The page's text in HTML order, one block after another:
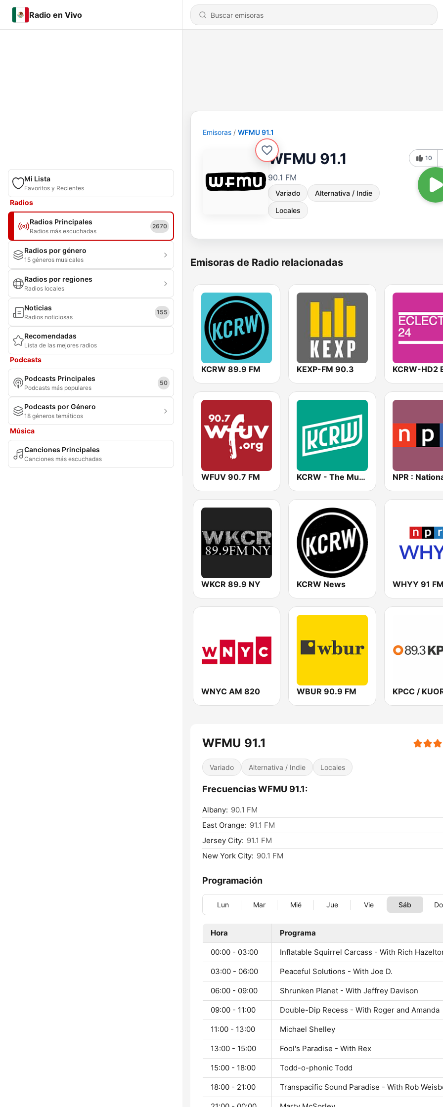
Radio en Vivo
Mi Lista
Favoritos y Recientes
Radios
Radios Principales
Radios más escuchadas
2670
Radios por género
15 géneros musicales
Radios por regiones
Radios locales
Noticias
Radios noticiosas
155
Recomendadas
Lista de las mejores radios
Podcasts
Podcasts Principales
Podcasts más populares
50
Podcasts por Género
18 géneros temáticos
Música
Canciones Principales
Canciones más escuchadas
Emisoras WFMU 91.1
WFMU 91.1
90.1 FM
Variado Alternativa / Indie
Locales
10
Emisoras de Radio relacionadas
KCRW 89.9 FM KEXP-FM 90.3
WFUV 90.7 FM KCRW - The Music Channel
WKCR 89.9 NY KCRW News WHYY 91 FM
WNYC AM 820 WBUR 90.9 FM
WFMU 91.1
Variado Alternativa / Indie Locales
Frecuencias WFMU 91.1:
Albany: 90.1 FM
East Orange: 91.1 FM
Jersey City: 91.1 FM
New York City: 90.1 FM
Programación
Lun Mar Mié Jue Vie Sáb
Hora Programa
00:00 - 03:00 Inflatable Squirrel Carcass - With Rich
03:00 - 06:00 Peaceful Solutions - With Joe D.
06:00 - 09:00 Shrunken Planet - With Jeffrey Davison
09:00 - 11:00 Double-Dip Recess - With Roger and Amanda
11:00 - 13:00 Michael Shelley
13:00 - 15:00 Fool's Paradise - With Rex
15:00 - 18:00 Todd-o-phonic Todd
18:00 - 21:00 Transpacific Sound Paradise - With Rob